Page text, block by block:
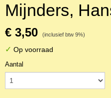
Mijnders,
€ 3,50 (inclusief btw 9%)
✓ Op voorraad
Aantal